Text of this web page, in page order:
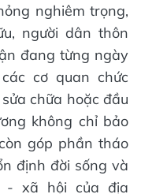
nghiêm trọng,
người dân thôn
đang từng ngày
cơ quan chức
chữa hoặc đầu
không chỉ bảo
góp phần tháo
định đời sống và
- xã hội của địa